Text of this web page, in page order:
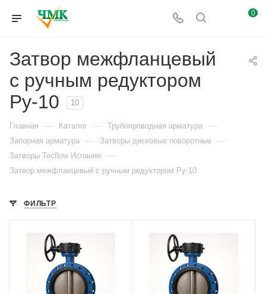
0
Затвор межфланцевый
с ручным редуктором
Ру-10
10
Главная — Каталог — Трубопроводная арматура —
Запорная арматура — Затворы дисковые поворотные —
Затворы Tecflow Испания —
Затвор межфланцевый с ручным редуктором Ру-10
ФИЛЬТР